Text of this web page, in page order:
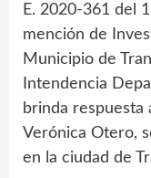
E. 2020-361 del
mención de
Municipio de
Intendencia
brinda respuesta
Verónica Otero,
en la ciudad de